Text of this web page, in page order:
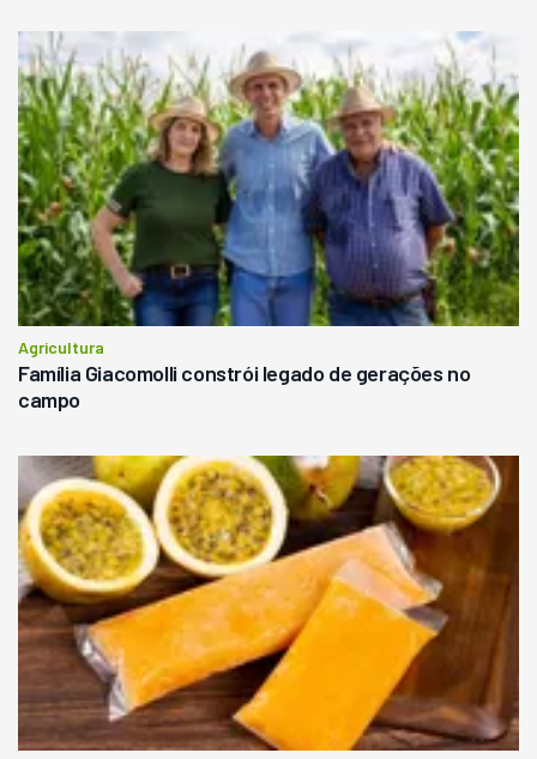
Agricultura
Família Giacomolli constrói legado de gerações no
campo